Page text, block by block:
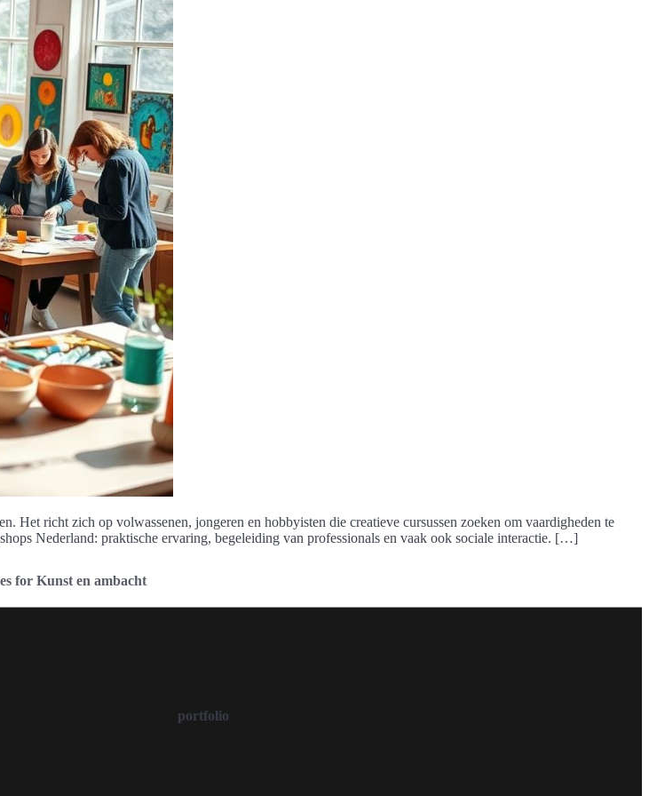
Het richt zich op volwassenen, jongeren en hobbyisten die creatieve cursussen zoeken om vaardigheden te
Nederland: praktische ervaring, begeleiding van professionals en vaak ook sociale interactie. […]
for Kunst en ambacht
portfolio